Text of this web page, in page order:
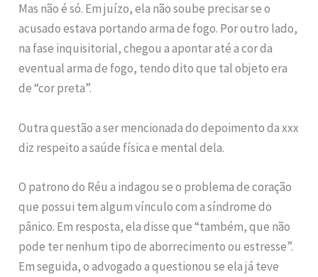
Mas não é só. Em juízo, ela não soube precisar se o
acusado estava portando arma de fogo. Por outro lado,
na fase inquisitorial, chegou a apontar até a cor da
eventual arma de fogo, tendo dito que tal objeto era
de “cor preta”.
Outra questão a ser mencionada do depoimento da xxx
diz respeito a saúde física e mental dela.
O patrono do Réu a indagou se o problema de coração
que possui tem algum vínculo com a síndrome do
pânico. Em resposta, ela disse que “também, que não
pode ter nenhum tipo de aborrecimento ou estresse”.
Em seguida, o advogado a questionou se ela já teve